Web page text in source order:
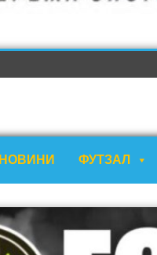
НОВИНИ ФУТЗАЛ